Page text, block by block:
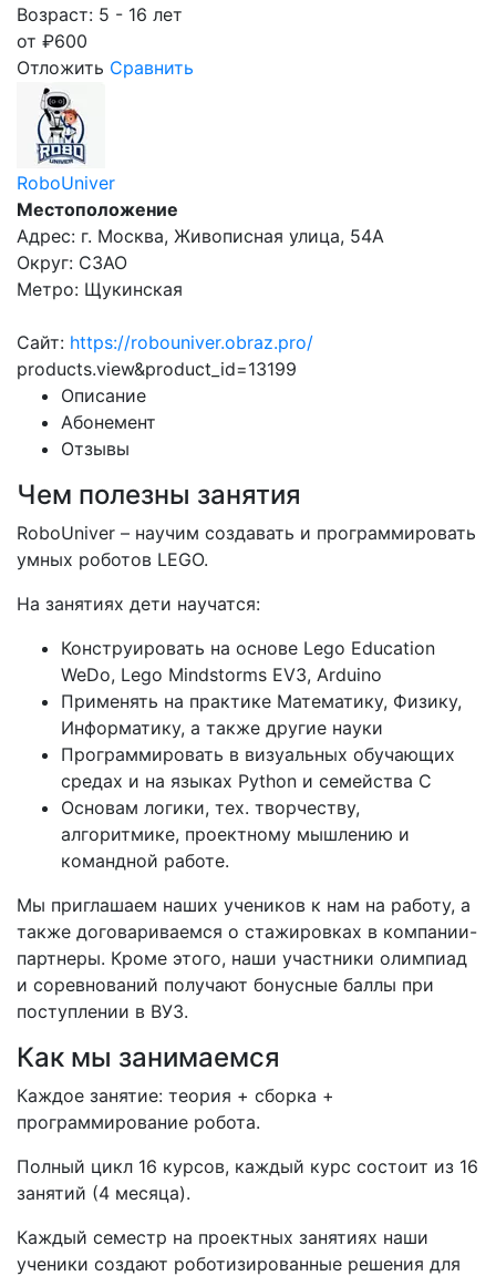
Возраст: 5 - 16 лет
от ₽600
Отложить Сравнить
RoboUniver
Местоположение
Адрес: г. Москва, Живописная улица, 54А
Округ: СЗАО
Метро: Щукинская
Сайт: https://robouniver.obraz.pro/
products.view&product_id=13199
Описание
Абонемент
Отзывы
Чем полезны занятия
RoboUniver – научим создавать и программировать
умных роботов LEGO.
На занятиях дети научатся:
Конструировать на основе Lego Education
WeDo, Lego Mindstorms EV3, Arduino
Применять на практике Математику, Физику,
Информатику, а также другие науки
Программировать в визуальных обучающих
средах и на языках Python и семейства С
Основам логики, тех. творчеству,
алгоритмике, проектному мышлению и
командной работе.
Мы приглашаем наших учеников к нам на работу, а
также договариваемся о стажировках в компании-
партнеры. Кроме этого, наши участники олимпиад
и соревнований получают бонусные баллы при
поступлении в ВУЗ.
Как мы занимаемся
Каждое занятие: теория + сборка +
программирование робота.
Полный цикл 16 курсов, каждый курс состоит из 16
занятий (4 месяца).
Каждый семестр на проектных занятиях наши
ученики создают роботизированные решения для